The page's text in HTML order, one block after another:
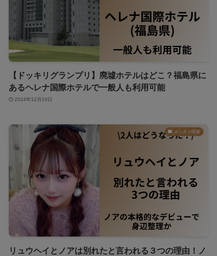
【ドッキリグランプリ】廃墟ホテルはどこ？福島県に
あるヘレナ国際ホテルで一般人も利用可能
2024年12月10日
エンタメ情報
リュウヘイとノアは別れたと言われる３つの理由！ノ